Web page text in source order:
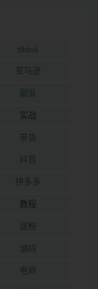
tiktok
亚马逊
副业
实战
带货
抖音
拼多多
教程
涨粉
源码
电商